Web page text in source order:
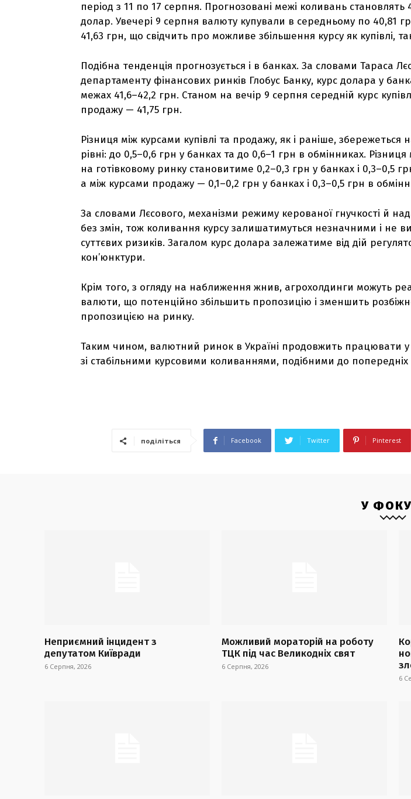
період з 11 по 17 серпня. Прогнозовані межі коливань становлять
долар. Увечері 9 серпня валюту купували в середньому по 40,81
41,63 грн, що свідчить про можливе збільшення курсу як купівлі,
Подібна тенденція прогнозується і в банках. За словами Тараса
департаменту фінансових ринків Глобус Банку, курс долара у
межах 41,6–42,2 грн. Станом на вечір 9 серпня середній курс
продажу — 41,75 грн.
Різниця між курсами купівлі та продажу, як і раніше,
рівні: до 0,5–0,6 грн у банках та до 0,6–1 грн в обмінниках. Різниця
на готівковому ринку становитиме 0,2–0,3 грн у банках і 0,3–0,5
а між курсами продажу — 0,1–0,2 грн у банках і 0,3–0,5 грн в
За словами Лєсового, механізми режиму керованої гнучкості й
без змін, тож коливання курсу залишатимуться незначними і не
суттєвих ризиків. Загалом курс долара залежатиме від дій
кон’юнктури.
Крім того, з огляду на наближення жнив, агрохолдинги можуть
валюти, що потенційно збільшить пропозицію і зменшить
пропозицією на ринку.
Таким чином, валютний ринок в Україні продовжить працювати у
зі стабільними курсовими коливаннями, подібними до попередніх
поділіться Facebook Twitter Pinterest
У
Неприємний інцидент з
депутатом Київради
6 Серпня, 2026
Можливий мораторій на роботу
ТЦК під час Великодніх свят
6 Серпня, 2026
6